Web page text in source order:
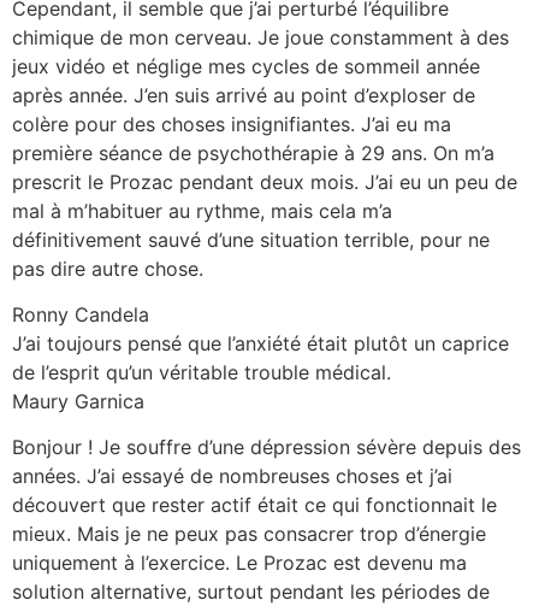
Cependant, il semble que j’ai perturbé l’équilibre
chimique de mon cerveau. Je joue constamment à des
jeux vidéo et néglige mes cycles de sommeil année
après année. J’en suis arrivé au point d’exploser de
colère pour des choses insignifiantes. J’ai eu ma
première séance de psychothérapie à 29 ans. On m’a
prescrit le Prozac pendant deux mois. J’ai eu un peu de
mal à m’habituer au rythme, mais cela m’a
définitivement sauvé d’une situation terrible, pour ne
pas dire autre chose.
Ronny Candela
J’ai toujours pensé que l’anxiété était plutôt un caprice
de l’esprit qu’un véritable trouble médical.
Maury Garnica
Bonjour ! Je souffre d’une dépression sévère depuis des
années. J’ai essayé de nombreuses choses et j’ai
découvert que rester actif était ce qui fonctionnait le
mieux. Mais je ne peux pas consacrer trop d’énergie
uniquement à l’exercice. Le Prozac est devenu ma
solution alternative, surtout pendant les périodes de